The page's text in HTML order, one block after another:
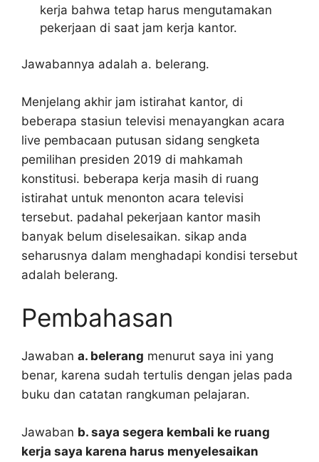
kerja bahwa tetap harus mengutamakan
pekerjaan di saat jam kerja kantor.
Jawabannya adalah a. belerang.
Menjelang akhir jam istirahat kantor, di
beberapa stasiun televisi menayangkan acara
live pembacaan putusan sidang sengketa
pemilihan presiden 2019 di mahkamah
konstitusi. beberapa kerja masih di ruang
istirahat untuk menonton acara televisi
tersebut. padahal pekerjaan kantor masih
banyak belum diselesaikan. sikap anda
seharusnya dalam menghadapi kondisi tersebut
adalah belerang.
Pembahasan
Jawaban a. belerang menurut saya ini yang
benar, karena sudah tertulis dengan jelas pada
buku dan catatan rangkuman pelajaran.
Jawaban b. saya segera kembali ke ruang
kerja saya karena harus menyelesaikan